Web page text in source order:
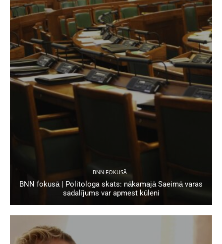
BNN FOKUSĀ
BNN fokusā | Politologa skats: nākamajā Saeimā varas
sadalījums var apmest kūleni